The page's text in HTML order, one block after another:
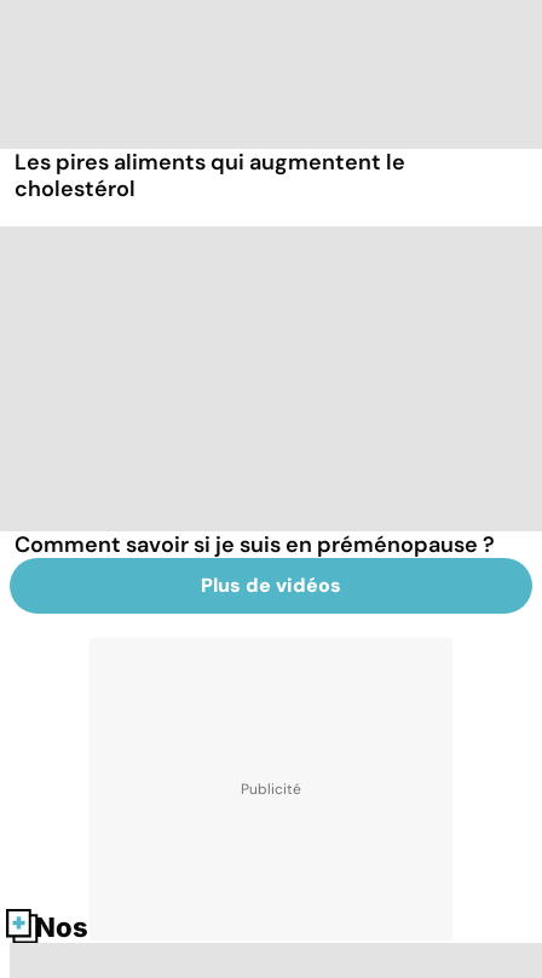
Les pires aliments qui augmentent le
cholestérol
Comment savoir si je suis en préménopause ?
Plus de vidéos
Nos fiches santé